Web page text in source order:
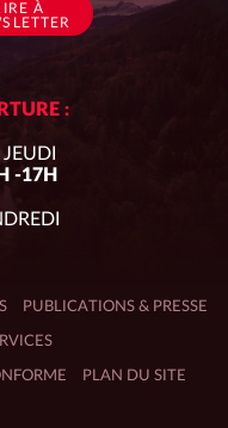
:
-17H
PUBLICATIONS & PRESSE
PLAN DU SITE
À